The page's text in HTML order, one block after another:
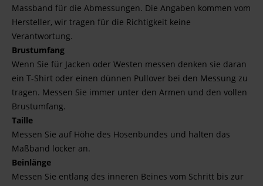
Massband für die Abmessungen. Die Angaben kommen vom
Hersteller, wir tragen für die Richtigkeit keine
Verantwortung.
Brustumfang
Wenn Sie für Jacken oder Westen messen denken sie daran
ein T-Shirt oder einen dünnen Pullover bei den Messung zu
tragen. Messen Sie immer unter den Armen und den vollen
Brustumfang.
Taille
Messen Sie auf Höhe des Hosenbundes und halten das
Maßband locker an.
Beinlänge
Messen Sie entlang des inneren Beines vom Schritt bis zur